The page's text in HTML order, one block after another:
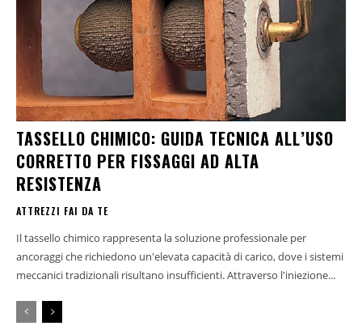
TASSELLO CHIMICO: GUIDA TECNICA ALL’USO
CORRETTO PER FISSAGGI AD ALTA
RESISTENZA
ATTREZZI FAI DA TE
Il tassello chimico rappresenta la soluzione professionale per
ancoraggi che richiedono un'elevata capacità di carico, dove i sistemi
meccanici tradizionali risultano insufficienti. Attraverso l'iniezione...